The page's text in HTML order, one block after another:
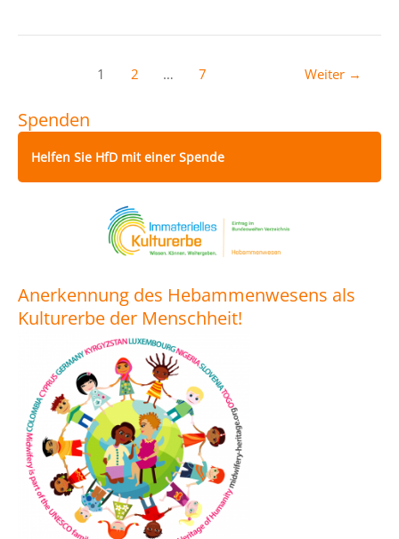
1 2 … 7 Weiter →
Spenden
Helfen Sie HfD mit einer Spende
Anerkennung des Hebammenwesens als
Kulturerbe der Menschheit!